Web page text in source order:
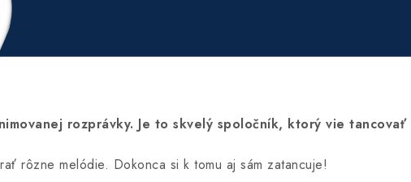
rozprávky. Je to skvelý spoločník, ktorý vie
rôzne melódie. Dokonca si k tomu aj sám zatancuje!